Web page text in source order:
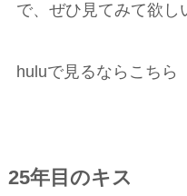
で、ぜひ見てみて欲し
huluで見るならこちら
25年目のキス